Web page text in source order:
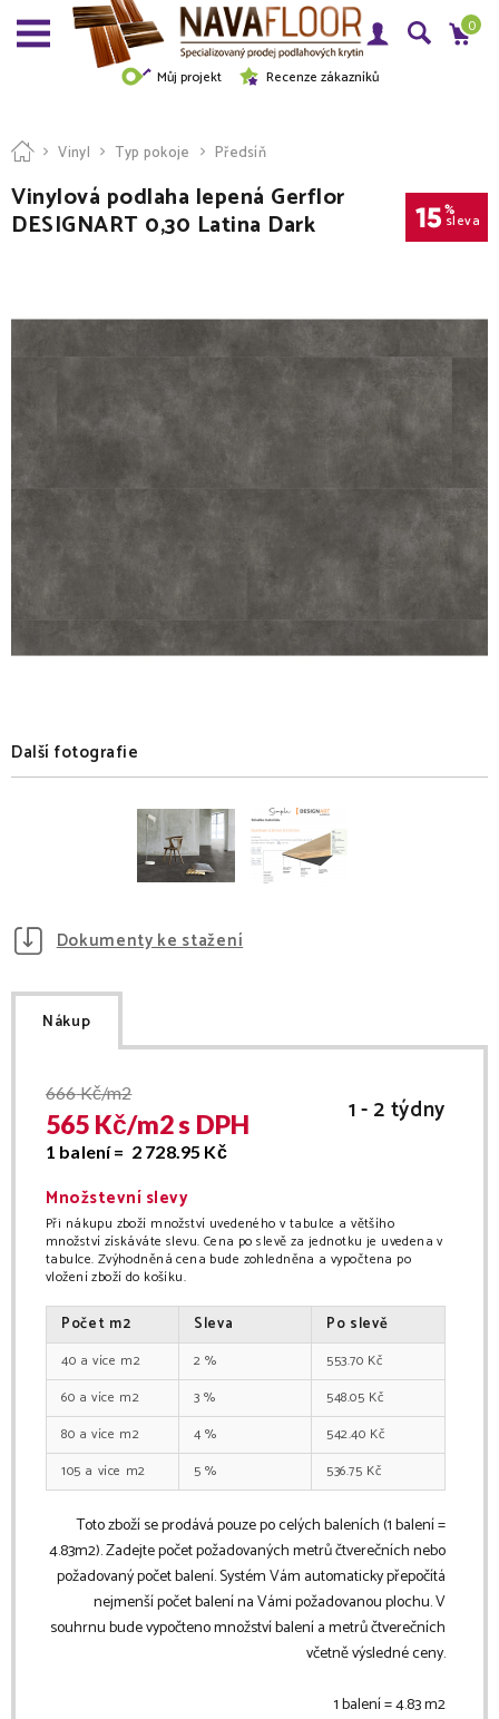
Můj projekt Recenze zákazníků
0
Vinyl Typ pokoje Předsíň
Vinylová podlaha lepená Gerflor
DESIGNART 0,30 Latina Dark 15 %
sleva
Další fotografie
Dokumenty ke stažení
Nákup
666Kč/m2
565 Kč/m2s DPH
1 balení = 2 728.95 Kč
1 - 2 týdny
Množstevní slevy
Při nákupu zboží množství uvedeného v tabulce a většího
množství získáváte slevu. Cena po slevě za jednotku je uvedena v
tabulce. Zvýhodněná cena bude zohledněna a vypočtena po
vložení zboží do košíku.
Počet m2 Sleva Po slevě
40 m2 2 % 553.70 Kč
60
m2 3 % 548.05 Kč
80
m2 4% 542.40 Kč
105
m2 5 % 536.75 Kč
Toto zboží se prodává pouze po celých baleních (1 balení =
4.83m2). Zadejte počet požadovaných metrů čtverečních nebo
požadovaný počet balení. Systém Vám automaticky přepočítá
nejmenší počet balení na Vámi požadovanou plochu. V
souhrnu bude vypočteno množství balení a metrů čtverečních
včetně výsledné ceny.
1 balení =4.83m2